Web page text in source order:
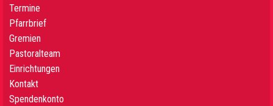
Termine
Pfarrbrief
Gremien
Pastoralteam
Einrichtungen
Kontakt
Spendenkonto